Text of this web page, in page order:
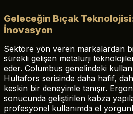
Geleceğin Bıçak
İnovasyon
Sektöre yön veren markalardan
sürekli gelişen metalurji
eder. Columbus genelindeki
Hultafors serisinde daha hafif,
keskin bir deneyimle tanışır.
sonucunda geliştirilen kabza
profesyonel kullanımda el